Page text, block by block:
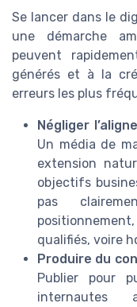
Se lancer dans le
une démarche
peuvent
générés et à la
erreurs les plus
Négliger
Un média de
extension
objectifs
pas
qualifiés, voire
Produire du
Publier pour
internautes